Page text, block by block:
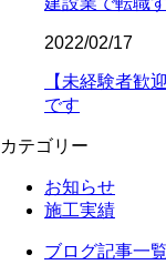
2022/02/17
【未経験者歓
です
カテゴリー
お知らせ
施工実績
ブログ記事一覧